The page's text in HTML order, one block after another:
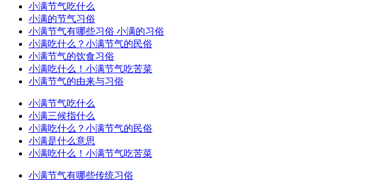
小满节气吃什么
小满的节气习俗
小满节气有哪些习俗 小满的习俗
小满吃什么？小满节气的民俗
小满节气的饮食习俗
小满吃什么！小满节气吃苦菜
小满节气的由来与习俗
小满节气吃什么
小满三候指什么
小满吃什么？小满节气的民俗
小满是什么意思
小满吃什么！小满节气吃苦菜
小满节气有哪些传统习俗